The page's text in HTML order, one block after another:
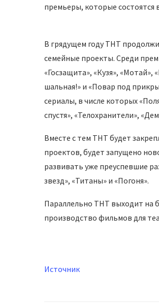
премьеры, которые состоятся
В грядущем году ТНТ
семейные проекты. Среди
«Госзащита», «Кузя», «Мотай»,
шальная!» и «Повар под
сериалы, в числе которых
спустя», «Телохранители»,
Вместе с тем ТНТ будет
проектов, будет запущено
развивать уже преуспевшие
звезд», «Титаны» и «Погоня».
Параллельно ТНТ выходит на
производство фильмов для
Источник